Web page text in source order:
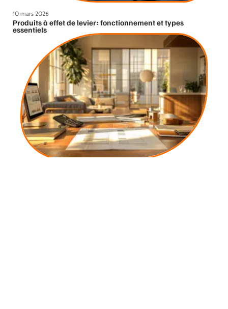
10 mars 2026
Produits à effet de levier: fonctionnement et types
essentiels